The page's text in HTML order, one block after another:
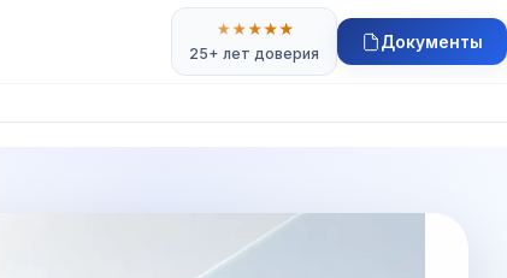
★★★★★
25+ лет доверия
Документы